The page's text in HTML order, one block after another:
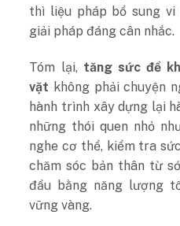
thì liệu pháp bổ sung
giải pháp đáng cân nhắc.
Tóm lại, tăng sức đề
vặt không phải chuyện
hành trình xây dựng lại
những thói quen nhỏ
nghe cơ thể, kiểm tra
chăm sóc bản thân từ
đầu bằng năng lượng
vững vàng.